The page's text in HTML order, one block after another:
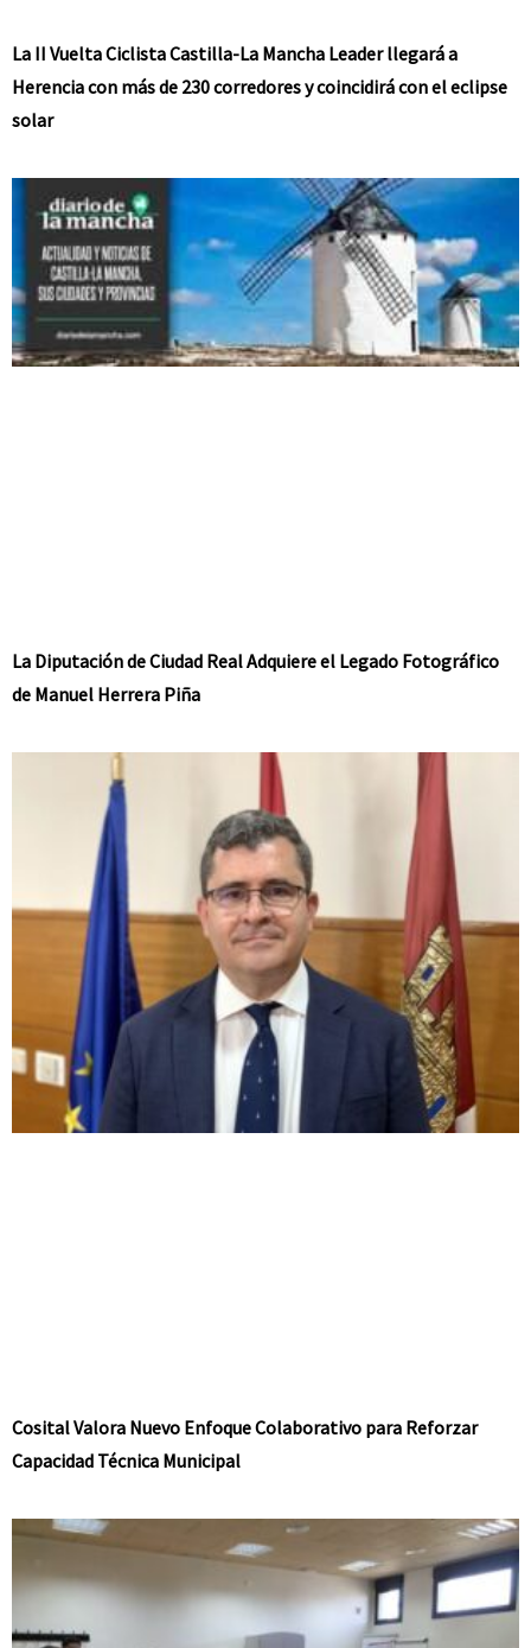
La II Vuelta Ciclista Castilla-La Mancha Leader llegará a
Herencia con más de 230 corredores y coincidirá con el eclipse
solar
La Diputación de Ciudad Real Adquiere el Legado Fotográfico
de Manuel Herrera Piña
Cosital Valora Nuevo Enfoque Colaborativo para Reforzar
Capacidad Técnica Municipal